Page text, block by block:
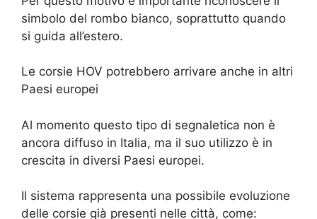
simbolo del rombo bianco, soprattutto quando
si guida all’estero.
Le corsie HOV potrebbero arrivare anche in altri
Paesi europei
Al momento questo tipo di segnaletica non è
ancora diffuso in Italia, ma il suo utilizzo è in
crescita in diversi Paesi europei.
Il sistema rappresenta una possibile evoluzione
delle corsie già presenti nelle città, come: